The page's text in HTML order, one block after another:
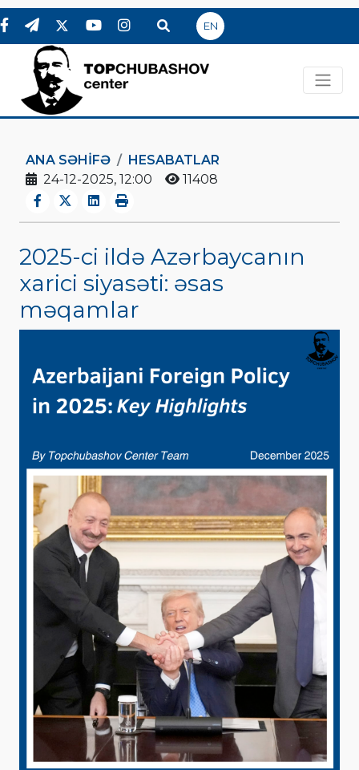
EN
ANA SƏHIFƏ
HESABATLAR
24-12-2025, 12:00
11408
2025-ci ildə Azərbaycanın
xarici siyasəti: əsas
məqamlar